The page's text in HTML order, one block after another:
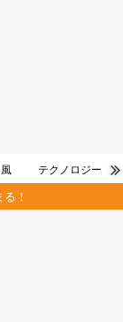
テクノロジー
！